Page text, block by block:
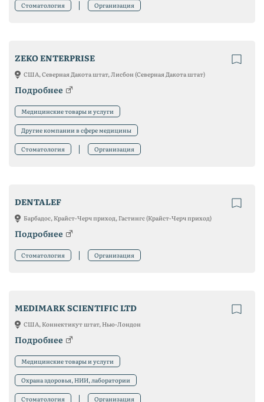
Стоматология Организация
ZEKO ENTERPRISE
США, Северная Дакота штат, Лисбон (Северная Дакота штат)
Подробнее
Медицинские товары и услуги
Другие компании в сфере медицины
Стоматология Организация
DENTALEF
Барбадос, Крайст-Черч приход, Гастингс (Крайст-Черч приход)
Подробнее
Стоматология Организация
MEDIMARK SCIENTIFIC LTD
США, Коннектикут штат, Нью-Лондон
Подробнее
Медицинские товары и услуги
Охрана здоровья, НИИ, лаборатории
Стоматология Организация